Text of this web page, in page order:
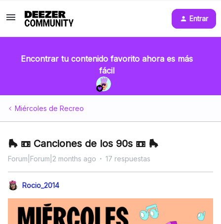
Entrar
Encontrar tu contenido favorito ahora es más
fácil
Miércoles de Recreo
🛼 📼 Canciones de los 90s 📼 🛼
Forum|Forum|2 months ago 17 respuestas
Rocio_2014